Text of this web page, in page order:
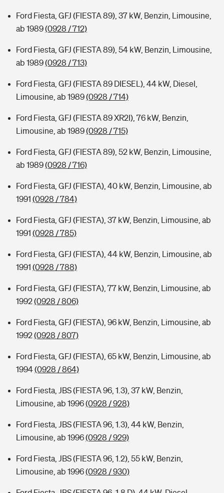
Ford Fiesta, GFJ (FIESTA 89), 37 kW, Benzin, Limousine,
ab 1989(0928 / 712)
Ford Fiesta, GFJ (FIESTA 89), 54 kW, Benzin, Limousine,
ab 1989(0928 / 713)
Ford Fiesta, GFJ (FIESTA 89 DIESEL), 44 kW, Diesel,
Limousine, ab 1989(0928 / 714)
Ford Fiesta, GFJ (FIESTA 89 XR2I), 76 kW, Benzin,
Limousine, ab 1989(0928 / 715)
Ford Fiesta, GFJ (FIESTA 89), 52 kW, Benzin, Limousine,
ab 1989(0928 / 716)
Ford Fiesta, GFJ (FIESTA), 40 kW, Benzin, Limousine, ab
1991 (0928 / 784)
Ford Fiesta, GFJ (FIESTA), 37 kW, Benzin, Limousine, ab
1991 (0928 / 785)
Ford Fiesta, GFJ (FIESTA), 44 kW, Benzin, Limousine, ab
1991 (0928 / 788)
Ford Fiesta, GFJ (FIESTA), 77 kW, Benzin, Limousine, ab
1992(0928 / 806)
Ford Fiesta, GFJ (FIESTA), 96 kW, Benzin, Limousine, ab
1992(0928 / 807)
Ford Fiesta, GFJ (FIESTA), 65 kW, Benzin, Limousine, ab
1994(0928 / 864)
Ford Fiesta, JBS (FIESTA 96, 1.3), 37 kW, Benzin,
Limousine, ab 1996(0928 / 928)
Ford Fiesta, JBS (FIESTA 96, 1.3), 44 kW, Benzin,
Limousine, ab 1996(0928 / 929)
Ford Fiesta, JBS (FIESTA 96, 1.2), 55 kW, Benzin,
Limousine, ab 1996(0928 / 930)